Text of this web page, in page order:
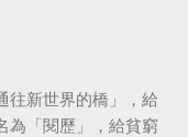
往新世界的橋」，給
為「閱歷」，給貧窮